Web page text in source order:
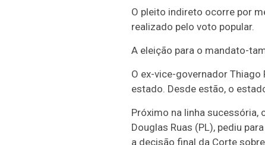
O pleito indireto ocorre por
realizado pelo voto popular.
A eleição para o mandato-
O ex-vice-governador
estado. Desde estão, o
Próximo na linha sucessória,
Douglas Ruas (PL), pediu
a decisão final da Corte